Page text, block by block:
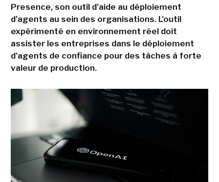
Presence, son outil d'aide au déploiement
d'agents au sein des organisations. L'outil
expérimenté en environnement réel doit
assister les entreprises dans le déploiement
d'agents de confiance pour des tâches à forte
valeur de production.